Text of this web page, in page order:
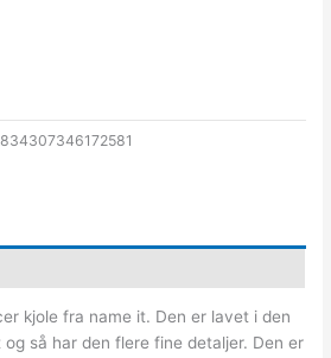
kjole fra name it. Den er lavet i den
så har den flere fine detaljer. Den er